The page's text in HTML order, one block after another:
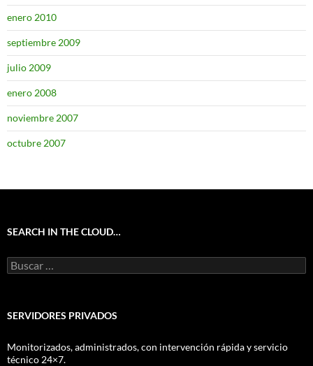
enero 2010
septiembre 2009
julio 2009
enero 2008
noviembre 2007
octubre 2007
SEARCH IN THE CLOUD…
Buscar:
SERVIDORES PRIVADOS
Monitorizados, administrados, con intervención rápida y servicio
técnico 24×7.